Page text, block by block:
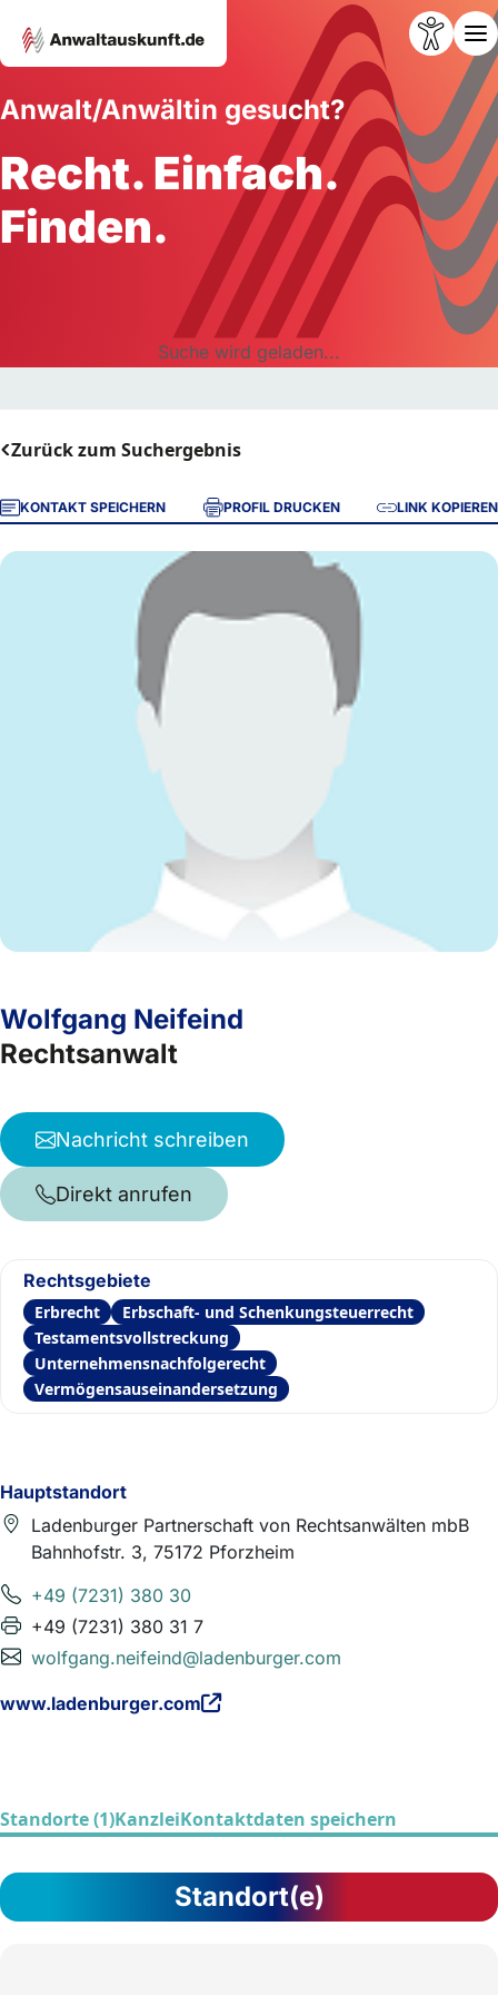
Anwalt/Anwältin gesucht?
Recht. Einfach.
Finden.
Suche wird geladen...
Zurück zum Suchergebnis
KONTAKT SPEICHERN PROFIL DRUCKEN LINK KOPIEREN
Hauptstandort
Ladenburger Partnerschaft von Rechtsanwälten mbB
Bahnhofstr. 3, 75172 Pforzheim
+49 (7231) 380 30
+49 (7231) 380 31 7
wolfgang.neifeind@ladenburger.com
www.ladenburger.com
Wolfgang Neifeind
Rechtsanwalt
Nachricht schreiben
Direkt anrufen
Rechtsgebiete
Erbrecht
Erbschaft- und Schenkungsteuerrecht
Testamentsvollstreckung
Unternehmensnachfolgerecht
Vermögensauseinandersetzung
Standorte (1)KanzleiKontaktdaten speichern
Standort(e)